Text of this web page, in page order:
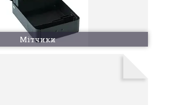
Мітчики